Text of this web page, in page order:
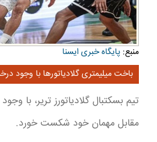
منبع: پایگاه خبری ایسنا
باخت میلیمتری گلادیاتورها با وجود
تیم بسکتبال گلادیاتورز تریر، با
مقابل مهمان خود شکست خورد.